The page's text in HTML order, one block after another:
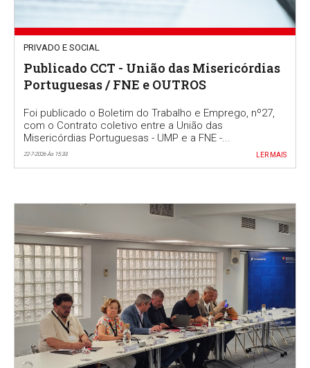
PRIVADO E SOCIAL
Publicado CCT - União das Misericórdias
Portuguesas / FNE e OUTROS
Foi publicado o Boletim do Trabalho e Emprego, nº27,
com o Contrato coletivo entre a União das
Misericórdias Portuguesas - UMP e a FNE -...
22-7-2026 Às 15:33 LER MAIS